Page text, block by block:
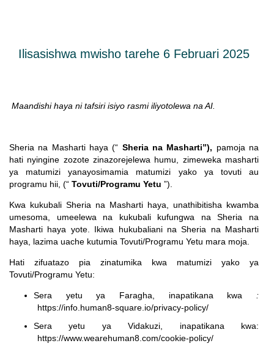
Ilisasishwa mwisho tarehe 6 Februari 2025
Maandishi haya ni tafsiri isiyo rasmi iliyotolewa na AI.
Sheria na Masharti haya (“ Sheria na Masharti”), pamoja na
hati nyingine zozote zinazorejelewa humu, zimeweka masharti
ya matumizi yanayosimamia matumizi yako ya tovuti au
programu hii, (“ Tovuti/Programu Yetu ”).
Kwa kukubali Sheria na Masharti haya, unathibitisha kwamba
umesoma, umeelewa na kukubali kufungwa na Sheria na
Masharti haya yote. Ikiwa hukubaliani na Sheria na Masharti
haya, lazima uache kutumia Tovuti/Programu Yetu mara moja.
Hati zifuatazo pia zinatumika kwa matumizi yako ya
Tovuti/Programu Yetu:
Sera yetu ya Faragha, inapatikana kwa :
https://info.human8-square.io/privacy-policy/
Sera yetu ya Vidakuzi, inapatikana kwa:
https://www.wearehuman8.com/cookie-policy/